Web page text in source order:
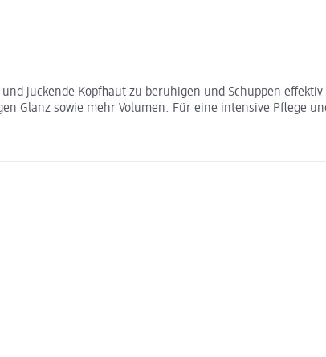
juckende Kopfhaut zu beruhigen und Schuppen
Glanz sowie mehr Volumen. Für eine intensive Pflege